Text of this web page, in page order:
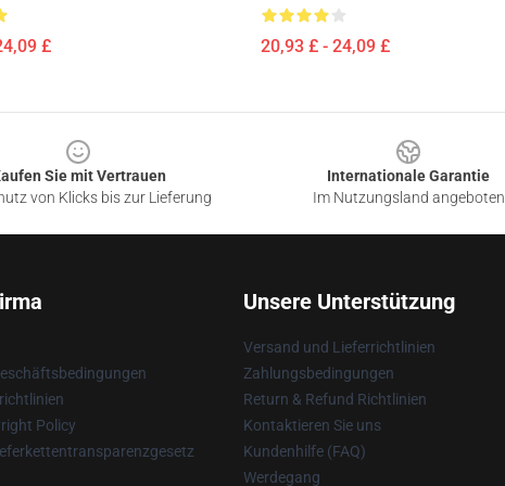
£ 20,93 £ - 24,09 £
Sie mit Vertrauen
von Klicks bis zur Lieferung
Internationale Garantie
Im Nutzungsland angeboten
Policy
Unsere Unterstützung
Versand und Lieferrichtlinien
Zahlungsbedingungen
Return & Refund Richtlinien
Kontaktieren Sie uns
Kundenhilfe (FAQ)
Werdegang